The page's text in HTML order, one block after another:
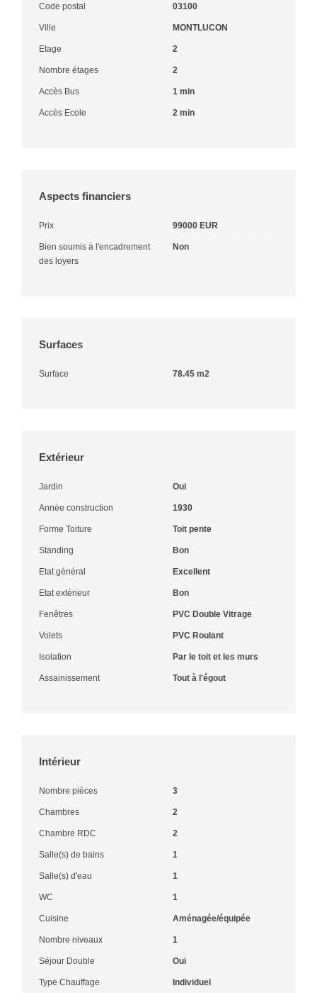
Code postal 03100
Ville MONTLUCON
Etage 2
Nombre étages 2
Accès Bus 1 min
Accès Ecole 2 min
Aspects financiers
Prix 99000 EUR
Bien soumis à l'encadrement
des loyers
Non
Surfaces
Surface 78.45 m2
Extérieur
Jardin Oui
Année construction 1930
Forme Toiture Toit pente
Standing Bon
Etat général Excellent
Etat extérieur Bon
Fenêtres PVC Double Vitrage
Volets PVC Roulant
Isolation Par le toit et les murs
Assainissement Tout à l'égout
Intérieur
Nombre pièces 3
Chambres 2
Chambre RDC 2
Salle(s) de bains 1
Salle(s) d'eau 1
WC 1
Cuisine Aménagée/équipée
Nombre niveaux 1
Séjour Double Oui
Type Chauffage Individuel